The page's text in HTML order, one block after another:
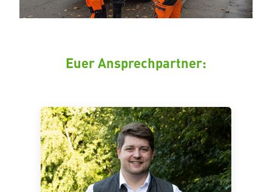
Euer Ansprechpartner: